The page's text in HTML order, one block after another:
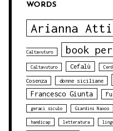
WORDS
Arianna
Caltavuturo book
Caltavuturo Cefalù
Cosenza donne siciliane
Francesco Giunta
geraci siculo Giardini Naxos
handicap letteratura